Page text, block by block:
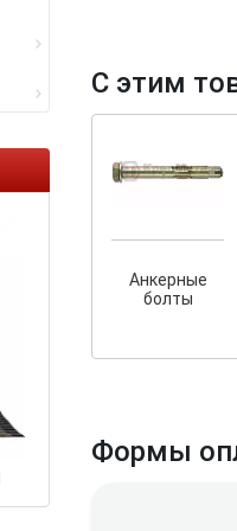
Ликвидация
Ликвидация
остатков по ценам
С этим
Анкерные
болты
Формы